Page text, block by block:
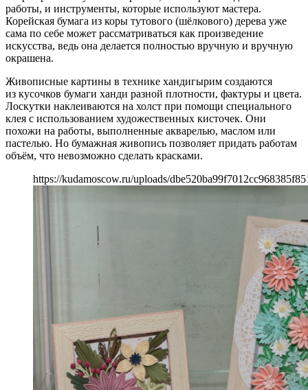
работы, и инструменты, которые используют мастера.
Корейская бумага из коры тутового (шёлкового) дерева уже
сама по себе может рассматриваться как произведение
искусства, ведь она делается полностью вручную и вручную
окрашена.
Живописные картины в технике хандигырим создаются
из кусочков бумаги ханди разной плотности, фактуры и цвета.
Лоскутки наклеиваются на холст при помощи специального
клея с использованием художественных кисточек. Они
похожи на работы, выполненные акварелью, маслом или
пастелью. Но бумажная живопись позволяет придать работам
объём, что невозможно сделать красками.
https://kudamoscow.ru/uploads/